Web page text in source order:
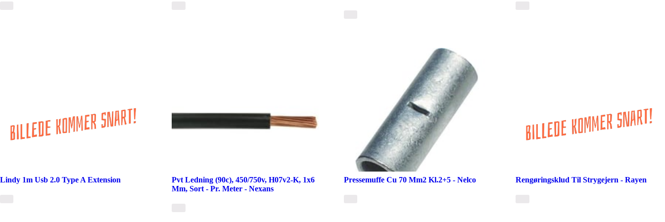
Lindy 1m Usb 2.0 Type A Extension
Pvt Ledning (90c), 450/750v, H07v2-K, 1x6
Mm, Sort - Pr. Meter - Nexans
Pressemuffe Cu 70 Mm2 Kl.2+5 - Nelco Rengøringsklud Til Strygejern - Rayen